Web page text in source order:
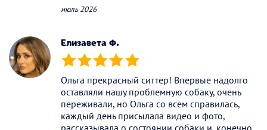
июль 2026
Елизавета Ф.
(*) (*) (*) (*) (*)
Ольга прекрасный ситтер! Впервые надолго
оставляли нашу проблемную собаку, очень
переживали, но Ольга со всем справилась,
каждый день присылала видео и фото,